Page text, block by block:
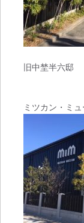
旧中埜半六邸
ミツカン・ミュ